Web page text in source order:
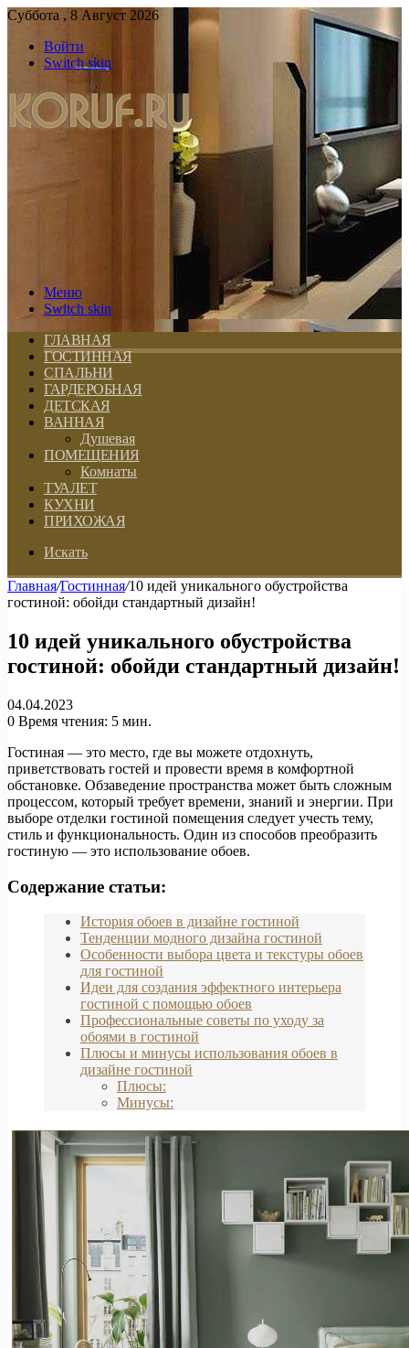
Суббота , 8 Август 2026
Войти
Switch skin
Меню
Switch skin
ГЛАВНАЯ
ГОСТИННАЯ
СПАЛЬНИ
ГАРДЕРОБНАЯ
ДЕТСКАЯ
ВАННАЯ
Душевая
ПОМЕЩЕНИЯ
Комнаты
ТУАЛЕТ
КУХНИ
ПРИХОЖАЯ
Искать
Главная/Гостинная/10 идей уникального обустройства
гостиной: обойди стандартный дизайн!
10 идей уникального обустройства
гостиной: обойди стандартный дизайн!
04.04.2023
0 Время чтения: 5 мин.
Гостиная — это место, где вы можете отдохнуть,
приветствовать гостей и провести время в комфортной
обстановке. Обзаведение пространства может быть сложным
процессом, который требует времени, знаний и энергии. При
выборе отделки гостиной помещения следует учесть тему,
стиль и функциональность. Один из способов преобразить
гостиную — это использование обоев.
Содержание статьи:
История обоев в дизайне гостиной
Тенденции модного дизайна гостиной
Особенности выбора цвета и текстуры обоев
для гостиной
Идеи для создания эффектного интерьера
гостиной с помощью обоев
Профессиональные советы по уходу за
обоями в гостиной
Плюсы и минусы использования обоев в
дизайне гостиной
Плюсы:
Минусы: